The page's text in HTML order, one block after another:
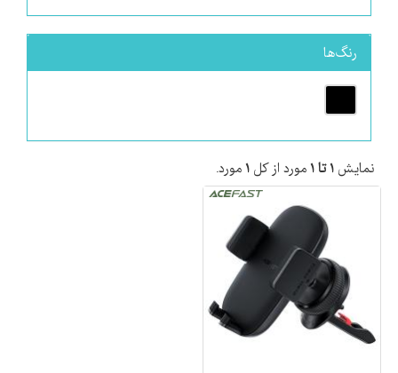
رنگ‌ها
نمایش ۱ تا ۱ مورد از کل ۱ مورد.